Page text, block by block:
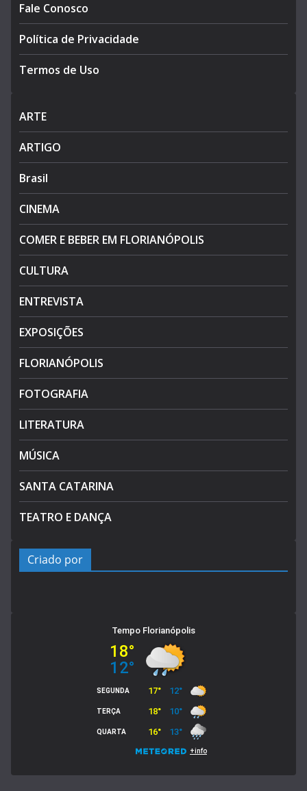
Fale Conosco
Política de Privacidade
Termos de Uso
ARTE
ARTIGO
Brasil
CINEMA
COMER E BEBER EM FLORIANÓPOLIS
CULTURA
ENTREVISTA
EXPOSIÇÕES
FLORIANÓPOLIS
FOTOGRAFIA
LITERATURA
MÚSICA
SANTA CATARINA
TEATRO E DANÇA
Criado por